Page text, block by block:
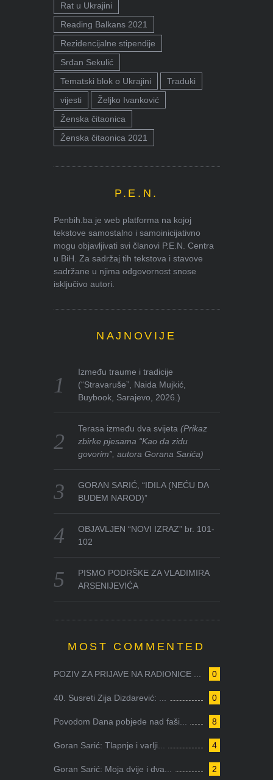
Rat u Ukrajini
Reading Balkans 2021
Rezidencijalne stipendije
Srđan Sekulić
Tematski blok o Ukrajini
Traduki
vijesti
Željko Ivanković
Ženska čitaonica
Ženska čitaonica 2021
P.E.N.
Penbih.ba je web platforma na kojoj
tekstove samostalno i samoinicijativno
mogu objavljivati svi članovi P.E.N. Centra
u BiH. Za sadržaj tih tekstova i stavove
sadržane u njima odgovornost snose
isključivo autori.
NAJNOVIJE
Između traume i tradicije
(“Stravaruše”, Naida Mujkić,
Buybook, Sarajevo, 2026.)
Terasa između dva svijeta(Prikaz
zbirke pjesama “Kao da zidu
govorim”, autora Gorana Sarića)
GORAN SARIĆ, “IDILA (NEĆU DA
BUDEM NAROD)”
OBJAVLJEN “NOVI IZRAZ” br. 101-
102
PISMO PODRŠKE ZA VLADIMIRA
ARSENIJEVIĆA
MOST COMMENTED
0
POZIV ZA PRIJAVE NA RADIONICE ...
0
40. Susreti Zija Dizdarević: ...
8
Povodom Dana pobjede nad faši...
4
Goran Sarić: Tlapnje i varlji...
2
Goran Sarić: Moja dvije i dva...